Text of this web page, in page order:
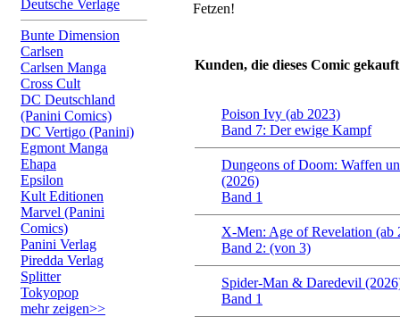
Deutsche Verlage
Bunte Dimension
Carlsen
Carlsen Manga
Cross Cult
DC Deutschland
(Panini Comics)
DC Vertigo (Panini)
Egmont Manga
Ehapa
Epsilon
Kult Editionen
Marvel (Panini
Comics)
Panini Verlag
Piredda Verlag
Splitter
Tokyopop
mehr zeigen>>
Fetzen!
Kunden, die dieses Comic
Poison Ivy (ab 2023)
Band 7: Der ewige Kampf
Dungeons of Doom: Waffen
(2026)
Band 1
X-Men: Age of Revelation (ab
Band 2: (von 3)
Spider-Man & Daredevil
Band 1